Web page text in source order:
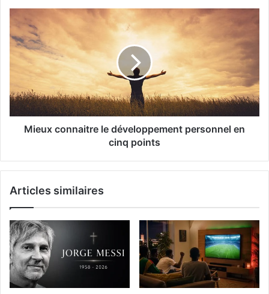
Mieux connaitre le développement personnel en
cinq points
Articles similaires